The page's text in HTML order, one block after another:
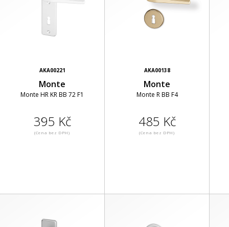
AKA00221
Monte
Monte HR KR BB 72 F1
395 Kč
(Cena bez DPH)
AKA00138
Monte
Monte R BB F4
485 Kč
(Cena bez DPH)